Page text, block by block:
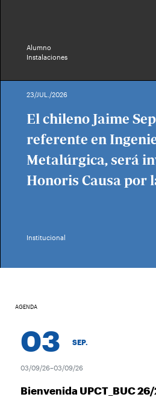
Alumno
Instalaciones
23/JUL./2026
El chileno Jaime
referente en
Metalúrgica, será
Honoris Causa por
Institucional
AGENDA
03 SEP.
03/09/26–03/09/26
Bienvenida UPCT_BUC 26/